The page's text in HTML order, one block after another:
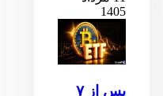
1405
پس از ۷